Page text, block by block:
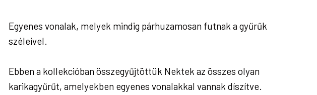
Egyenes vonalak, melyek mindig párhuzamosan futnak a gyűrűk
széleivel.
Ebben a kollekcióban összegyűjtöttük Nektek az összes olyan
karikagyűrűt, amelyekben egyenes vonalakkal vannak díszítve.